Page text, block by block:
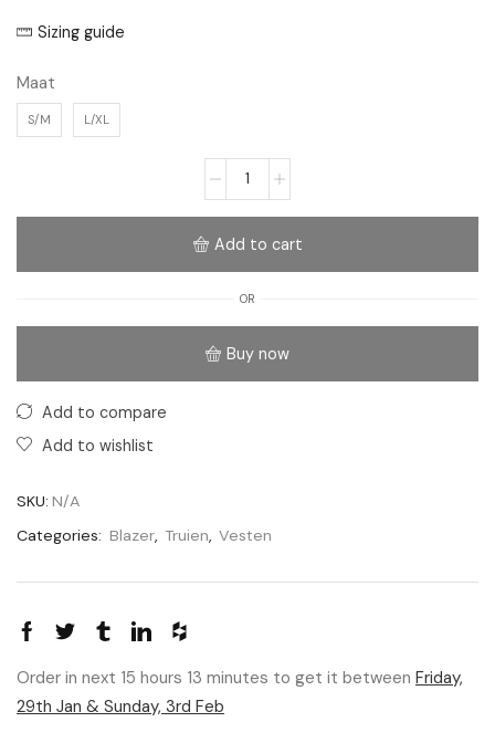
Sizing guide
Maat
S/M L/XL
Add to cart
OR
Buy now
Add to compare
Add to wishlist
SKU: N/A
Categories: Blazer, Truien, Vesten
Order in next 15 hours 13 minutes to get it between Friday,
29th Jan & Sunday, 3rd Feb